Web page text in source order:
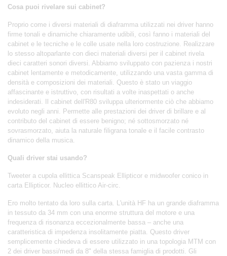
Cosa puoi rivelare sui cabinet?
Proprio come i diversi materiali di diaframma utilizzati nei driver hanno
firme tonali e dinamiche chiaramente udibili, così fanno i materiali del
cabinet e le tecniche e le colle usate nella loro costruzione. Realizzare
lo stesso altoparlante con dieci materiali diversi per il cabinet rivela
dieci caratteri sonori diversi. Abbiamo sviluppato con pazienza i nostri
cabinet lentamente e metodicamente, utilizzando una vasta gamma di
densità e composizioni dei materiali. Questo è stato un viaggio
affascinante e istruttivo, con risultati a volte inaspettati o anche
indesiderati. Il cabinet dell'R80 sviluppa ulteriormente ciò che abbiamo
evoluto negli anni. Permette alle prestazioni dei driver di brillare e al
contributo del cabinet di essere benigno; né sottosmorzato né
sovrasmorzato, aiuta la naturale filigrana tonale e il facile contrasto
dinamico della musica.
Quali driver stai usando?
Tweeter a cupola ellittica Scanspeak Ellipticor e midwoofer conico in
carta Ellipticor. Nucleo ellittico Air-circ.
Ero molto tentato da loro sulla carta. L'unità HF ha un grande diaframma
in tessuto da 34 mm con una enorme struttura del motore e una
frequenza di risonanza eccezionalmente bassa – anche una
caratteristica di impedenza insolitamente piatta. Questo driver
semplicemente chiedeva di essere utilizzato in una topologia MTM con
2 dei driver bassi/medi da 8" della stessa famiglia di prodotti. Gli